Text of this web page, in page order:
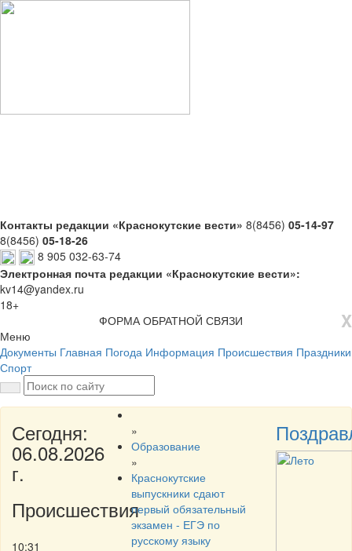
Контакты редакции «Краснокутские вести» 8(8456) 05-14-97
8(8456) 05-18-26
8 905 032-63-74
Электронная почта редакции «Краснокутские вести»:
kv14@yandex.ru
18+
X
ФОРМА ОБРАТНОЙ СВЯЗИ
Меню
Документы Главная Погода Информация Происшествия Праздники
Спорт
Сегодня:
06.08.2026
г.
Происшествия
10:31
»
Образование
»
Краснокутские
выпускники сдают
первый обязательный
экзамен - ЕГЭ по
русскому языку